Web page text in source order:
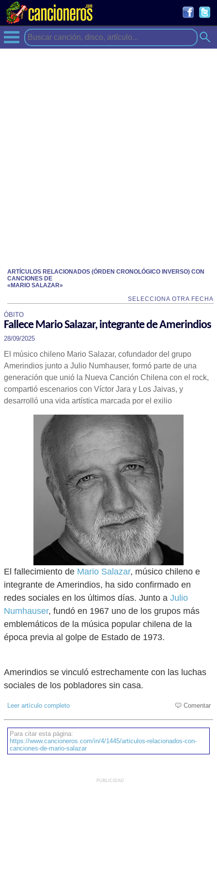
ARTÍCULOS RELACIONADOS (ÓRDEN CRONOLÓGICO INVERSO) CON
CANCIONES DE
«MARIO SALAZAR»
SELECCIONA OTRA FECHA
ÓBITO
Fallece Mario Salazar, integrante de Amerindios
28/09/2025
El músico chileno Mario Salazar, cofundador del grupo
Amerindios junto a Julio Numhauser, formó parte de una
generación que unió la Nueva Canción Chilena con el rock,
compartió escenarios con Víctor Jara y Los Jaivas, y
desarrolló una vida artística marcada por el exilio
El fallecimiento de Mario Salazar, músico chileno e
integrante de Amerindios, ha sido confirmado en
redes sociales en los últimos días. Junto a Julio
Numhauser, fundó en 1967 uno de los grupos más
emblemáticos de la música popular chilena de la
época previa al golpe de Estado de 1973.
Amerindios se vinculó estrechamente con las luchas
sociales de los pobladores sin casa.
Leer artículo completo Comentar
Para citar esta página:
https://www.cancioneros.com/in/4/1445/articulos-relacionados-con-
canciones-de-mario-salazar
PUBLICIDAD